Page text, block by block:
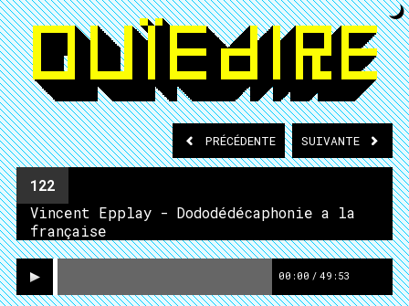
PRÉCÉDENTE SUIVANTE
122
Vincent Epplay - Dododédécaphonie a la
française
00:00 / 49:53